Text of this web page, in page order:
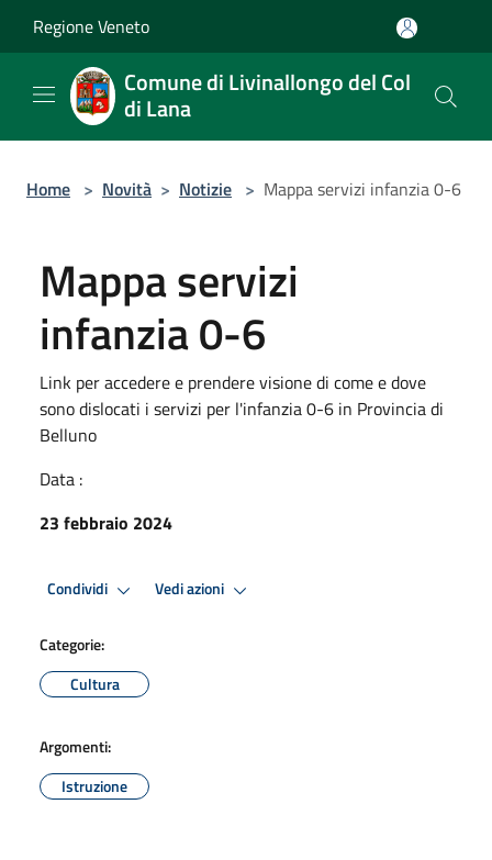
Regione Veneto
Comune di Livinallongo del Col
di Lana
Home > Novità > Notizie > Mappa servizi infanzia 0-6
Mappa servizi
infanzia 0-6
Link per accedere e prendere visione di come e dove
sono dislocati i servizi per l'infanzia 0-6 in Provincia di
Belluno
Data :
23 febbraio 2024
Condividi Vedi azioni
Categorie:
Cultura
Argomenti:
Istruzione